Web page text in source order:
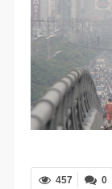
0
457